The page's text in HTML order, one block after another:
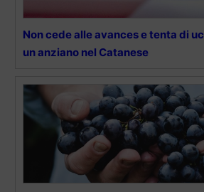
Non cede alle avances e tenta di
un anziano nel Catanese